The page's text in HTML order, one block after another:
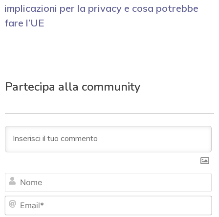
implicazioni per la privacy e cosa potrebbe
fare l’UE
Partecipa alla community